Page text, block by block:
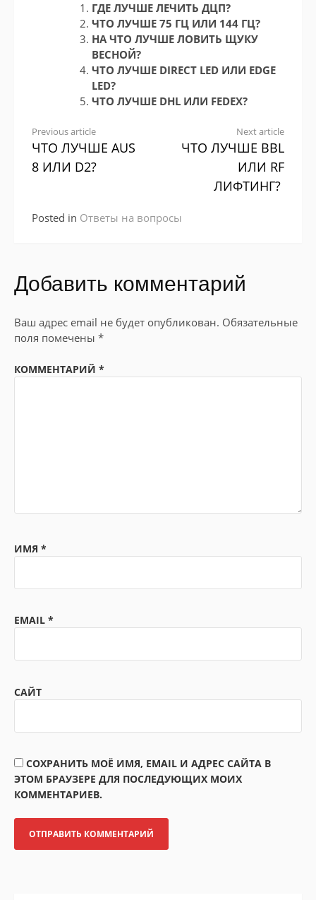
ГДЕ ЛУЧШЕ ЛЕЧИТЬ ДЦП?
ЧТО ЛУЧШЕ 75 ГЦ ИЛИ 144 ГЦ?
НА ЧТО ЛУЧШЕ ЛОВИТЬ ЩУКУ
ВЕСНОЙ?
ЧТО ЛУЧШЕ DIRECT LED ИЛИ EDGE
LED?
ЧТО ЛУЧШЕ DHL ИЛИ FEDEX?
Continue
Reading
Previous article
ЧТО ЛУЧШЕ AUS
8 ИЛИ D2?
Next article
ЧТО ЛУЧШЕ BBL
ИЛИ RF
ЛИФТИНГ?
Posted in Ответы на вопросы
Добавить комментарий
Ваш адрес email не будет опубликован. Обязательные
поля помечены *
КОММЕНТАРИЙ *
ИМЯ *
EMAIL *
САЙТ
СОХРАНИТЬ МОЁ ИМЯ, EMAIL И АДРЕС САЙТА В
ЭТОМ БРАУЗЕРЕ ДЛЯ ПОСЛЕДУЮЩИХ МОИХ
КОММЕНТАРИЕВ.